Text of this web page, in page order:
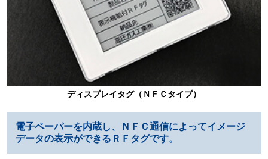
ディスプレイタグ（ＮＦＣタイプ）
電子ペーパーを内蔵し、ＮＦＣ通信によってイメージ
データの表示ができるＲＦタグです。